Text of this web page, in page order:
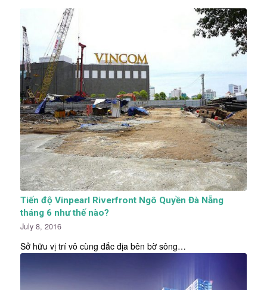
Tiến độ Vinpearl Riverfront Ngô Quyền Đà Nẵng
tháng 6 như thế nào?
July 8, 2016
Sở hữu vị trí vô cùng đắc địa bên bờ sông…